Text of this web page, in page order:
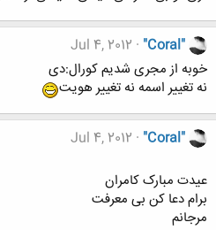
"Coral"
Jul 4, 2012
خوبه از مجری شدیم کورال:دی
نه تغییر اسمه نه تغییر هویت
"Coral"
Jul 4, 2012
عیدت مبارک کامران
برام دعا کن بی معرفت
مرجانم